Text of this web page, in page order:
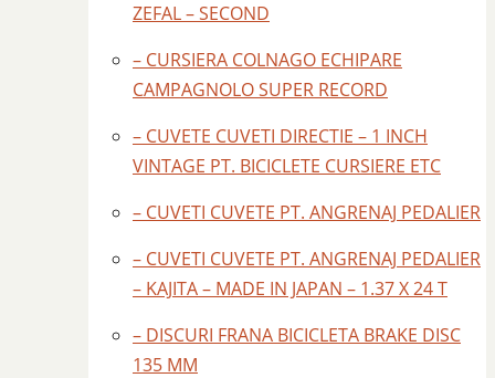
ZEFAL – SECOND
– CURSIERA COLNAGO ECHIPARE
CAMPAGNOLO SUPER RECORD
– CUVETE CUVETI DIRECTIE – 1 INCH
VINTAGE PT. BICICLETE CURSIERE ETC
– CUVETI CUVETE PT. ANGRENAJ PEDALIER
– CUVETI CUVETE PT. ANGRENAJ PEDALIER
– KAJITA – MADE IN JAPAN – 1.37 X 24 T
– DISCURI FRANA BICICLETA BRAKE DISC
135 MM